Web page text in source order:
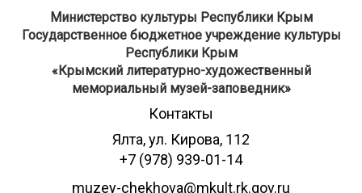
Министерство культуры Республики Крым
Государственное бюджетное учреждение культуры
Республики Крым
​«Крымский литературно-художественный
мемориальный музей-заповедник»
Контакты
Ялта, ул. Кирова, 112
+7 (978) 939-01-14
muzey-chekhova@mkult.rk.gov.ru